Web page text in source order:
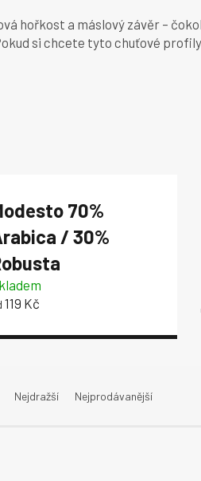
hořkost a máslový závěr –
si chcete tyto chuťové
70%
/ 30%
119 Kč
Nejdražší Nejprodávanější